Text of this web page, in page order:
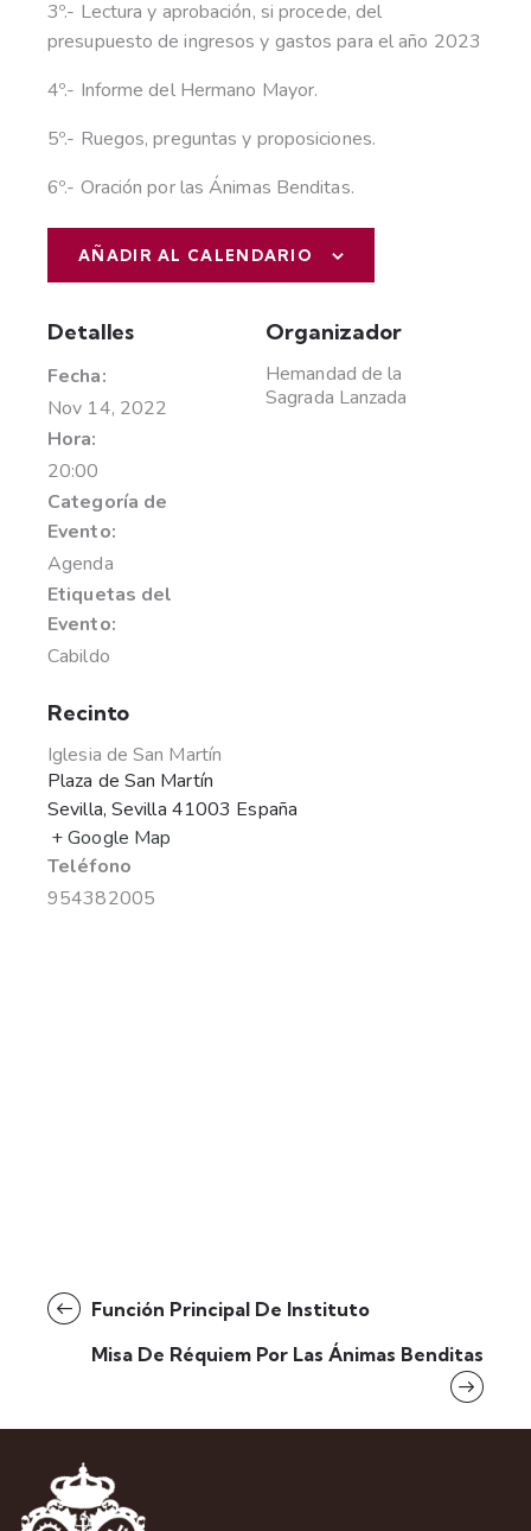
3º.- Lectura y aprobación, si procede, del
presupuesto de ingresos y gastos para el año 2023
4º.- Informe del Hermano Mayor.
5º.- Ruegos, preguntas y proposiciones.
6º.- Oración por las Ánimas Benditas.
AÑADIR AL CALENDARIO
Detalles
Fecha:
Nov 14, 2022
Hora:
20:00
Categoría de
Evento:
Agenda
Etiquetas del
Evento:
Cabildo
Organizador
Hemandad de la
Sagrada Lanzada
Recinto
Iglesia de San Martín
Plaza de San Martín
Sevilla, Sevilla 41003 España
+ Google Map
Teléfono
954382005
Función Principal De Instituto
Misa De Réquiem Por Las Ánimas Benditas